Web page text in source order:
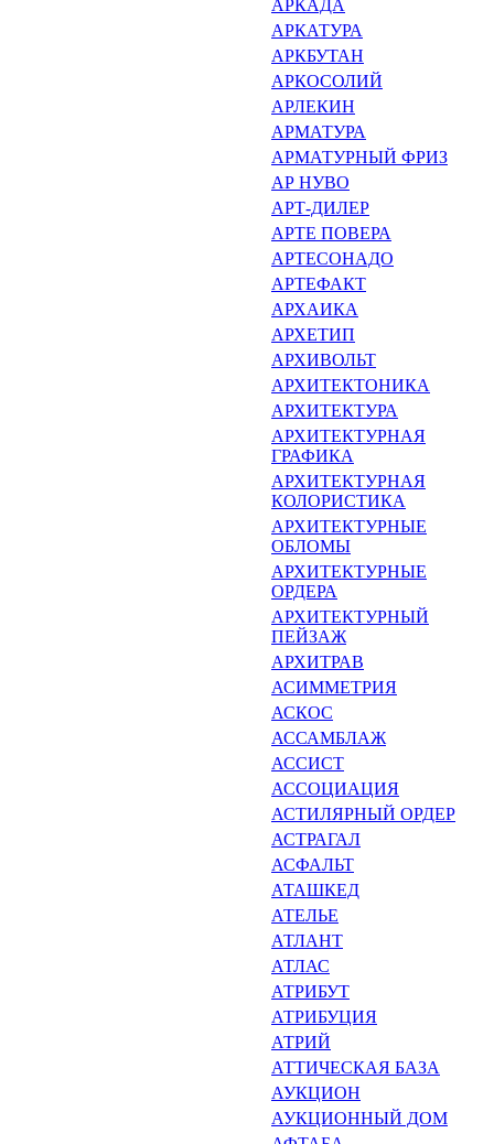
АРКАДА
АРКАТУРА
АРКБУТАН
АРКОСОЛИЙ
АРЛЕКИН
АРМАТУРА
АРМАТУРНЫЙ ФРИЗ
АР НУВО
АРТ-ДИЛЕР
АРТЕ ПОВЕРА
АРТЕСОНАДО
АРТЕФАКТ
АРХАИКА
АРХЕТИП
АРХИВОЛЬТ
АРХИТЕКТОНИКА
АРХИТЕКТУРА
АРХИТЕКТУРНАЯ
ГРАФИКА
АРХИТЕКТУРНАЯ
КОЛОРИСТИКА
АРХИТЕКТУРНЫЕ
ОБЛОМЫ
АРХИТЕКТУРНЫЕ
ОРДЕРА
АРХИТЕКТУРНЫЙ
ПЕЙЗАЖ
АРХИТРАВ
АСИММЕТРИЯ
АСКОС
АССАМБЛАЖ
АССИСТ
АССОЦИАЦИЯ
АСТИЛЯРНЫЙ ОРДЕР
АСТРАГАЛ
АСФАЛЬТ
АТАШКЕД
АТЕЛЬЕ
АТЛАНТ
АТЛАС
АТРИБУТ
АТРИБУЦИЯ
АТРИЙ
АТТИЧЕСКАЯ БАЗА
АУКЦИОН
АУКЦИОННЫЙ ДОМ